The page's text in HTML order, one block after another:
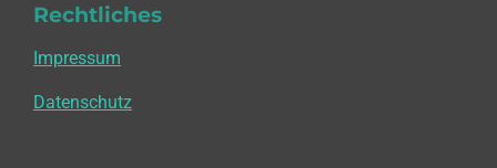
Rechtliches
Impressum
Datenschutz